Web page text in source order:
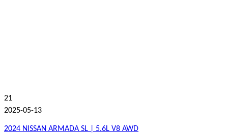
21
2025-05-13
2024 NISSAN ARMADA SL | 5.6L V8 AWD